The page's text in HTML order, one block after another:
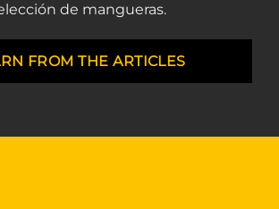
de mangueras.
FROM THE ARTICLES